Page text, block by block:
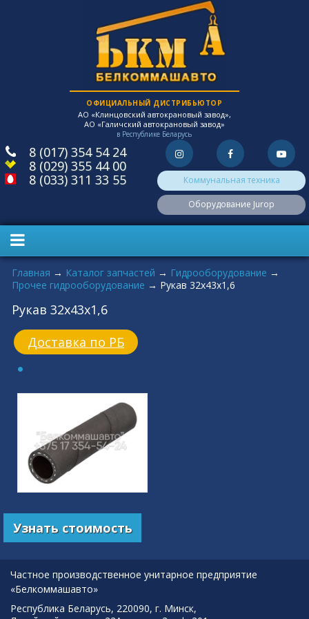
ОФИЦИАЛЬНЫЙ ДИСТРИБЬЮТОР
АО «Клинцовский автокрановый завод»,
АО «Галичский автокрановый завод»
в Республике Беларусь
8 (017) 354 54 24
8 (029) 355 44 00
8 (033) 311 33 55
Коммунальная техника
Оборудование Jurop
Вы здесь
Главная → Каталог запчастей → Гидрооборудование →
Прочее гидрооборудование → Рукав 32x43x1,6
Рукав 32x43x1,6
Доставка по РБ
Узнать стоимость
Частное производственное унитарное предприятие
«Белкоммашавто»
Республика Беларусь, 220090, г. Минск,